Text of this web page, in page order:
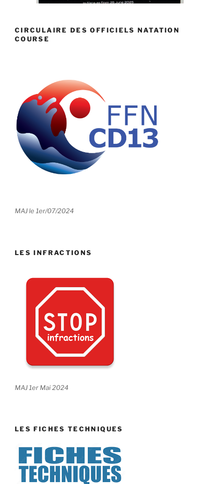
CIRCULAIRE DES OFFICIELS NATATION
COURSE
MAJ le 1er/07/2024
LES INFRACTIONS
MAJ 1er Mai 2024
LES FICHES TECHNIQUES